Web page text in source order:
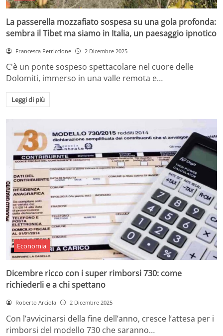
La passerella mozzafiato sospesa su una gola profonda:
sembra il Tibet ma siamo in Italia, un paesaggio ipnotico
Francesca Petriccione 2 Dicembre 2025
C'è un ponte sospeso spettacolare nel cuore delle
Dolomiti, immerso in una valle remota e…
Leggi di più
Economia
Dicembre ricco con i super rimborsi 730: come
richiederli e a chi spettano
Roberto Arciola 2 Dicembre 2025
Con l’avvicinarsi della fine dell’anno, cresce l’attesa per i
rimborsi del modello 730 che saranno…